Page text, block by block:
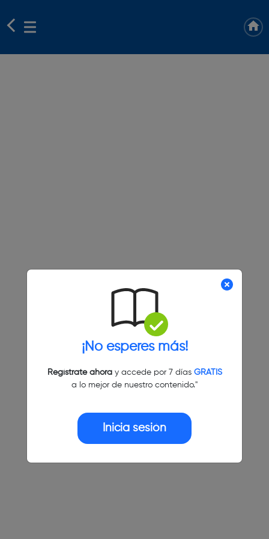
¡No esperes más!
Regístrate ahoray accede por 7 días GRATIS
a lo mejor de nuestro contenido."
Inicia sesión